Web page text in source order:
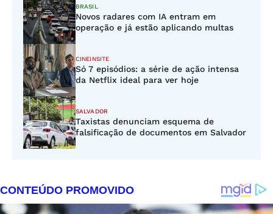
BRASIL
Novos radares com IA entram em
operação e já estão aplicando multas
CINEINSITE
Só 7 episódios: a série de ação intensa
da Netflix ideal para ver hoje
SALVADOR
Taxistas denunciam esquema de
falsificação de documentos em Salvador